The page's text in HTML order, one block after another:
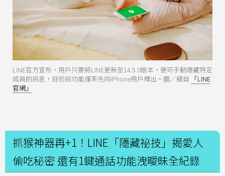
LINE官方宣布，用戶只要將LINE更新至14.5.0版本，便可手動隱藏特定
成員的訊息，目前該功能僅率先向iPhone用戶釋出。圖／擷自
「LINE
官網」
抓猴神器再+1！LINE「隱藏祕技」揭愛人
偷吃秘密 還有1鍵通話功能洩曖昧全紀錄